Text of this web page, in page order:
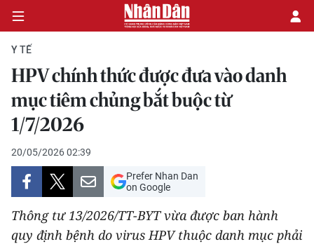
CHÍNH TRỊ
KINH TẾ
VĂN HÓA
XÃ HỘI
PHÁP LUẬT
Y TẾ
HPV chính thức được đưa vào danh
mục tiêm chủng bắt buộc từ
1/7/2026
20/05/2026 02:39
Prefer Nhan Dan
on Google
Thông tư 13/2026/TT-BYT vừa được ban hành
quy định bệnh do virus HPV thuộc danh mục phải